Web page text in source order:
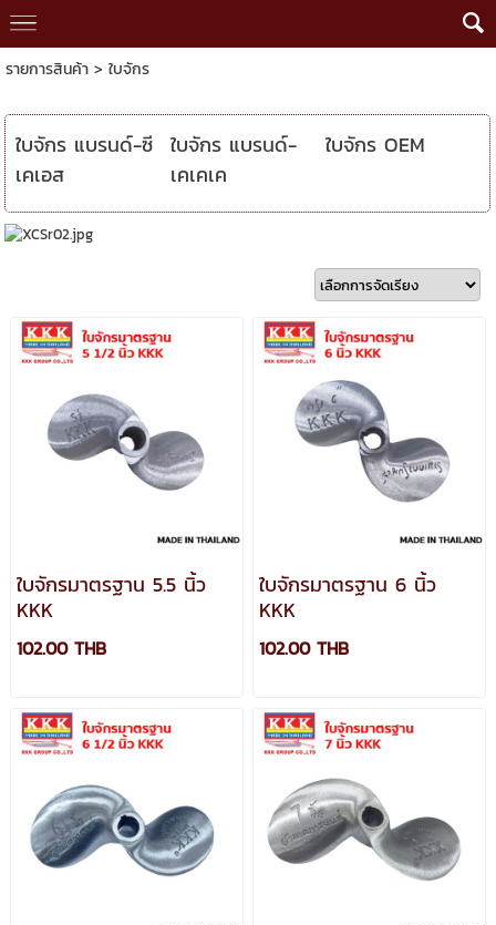
รายการสินค้า> ใบจักร
ใบจักร แบรนด์-ซี
เคเอส
ใบจักร แบรนด์-
เคเคเค
ใบจักร OEM
ใบจักรมาตรฐาน 5.5 นิ้ว
KKK
102.00 THB
ใบจักรมาตรฐาน 6 นิ้ว
KKK
102.00 THB